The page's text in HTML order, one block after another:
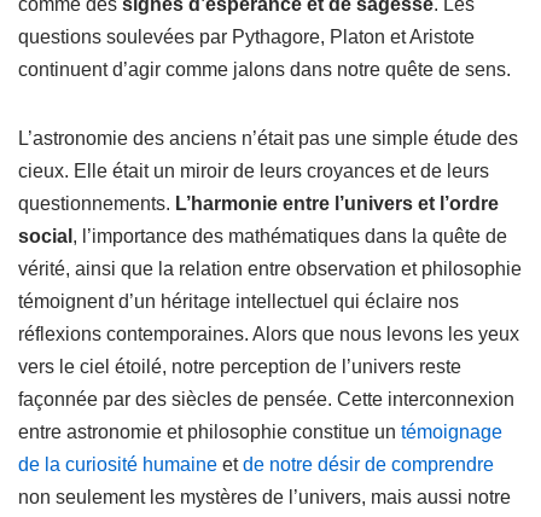
comme des signes d’espérance et de sagesse. Les
questions soulevées par Pythagore, Platon et Aristote
continuent d’agir comme jalons dans notre quête de sens.
L’astronomie des anciens n’était pas une simple étude des
cieux. Elle était un miroir de leurs croyances et de leurs
questionnements. L’harmonie entre l’univers et l’ordre
social , l’importance des mathématiques dans la quête de
vérité, ainsi que la relation entre observation et philosophie
témoignent d’un héritage intellectuel qui éclaire nos
réflexions contemporaines. Alors que nous levons les yeux
vers le ciel étoilé, notre perception de l’univers reste
façonnée par des siècles de pensée. Cette interconnexion
entre astronomie et philosophie constitue un témoignage
de la curiosité humaine etde notre désir de comprendre
non seulement les mystères de l’univers, mais aussi notre